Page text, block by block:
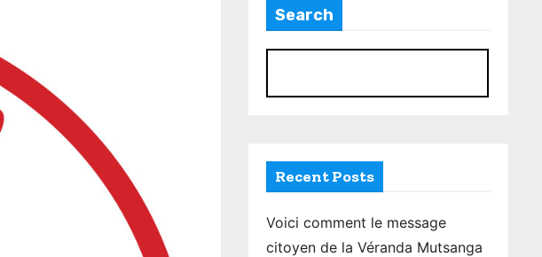
Search
Recent Posts
Voici comment le message
citoyen de la Véranda Mutsanga